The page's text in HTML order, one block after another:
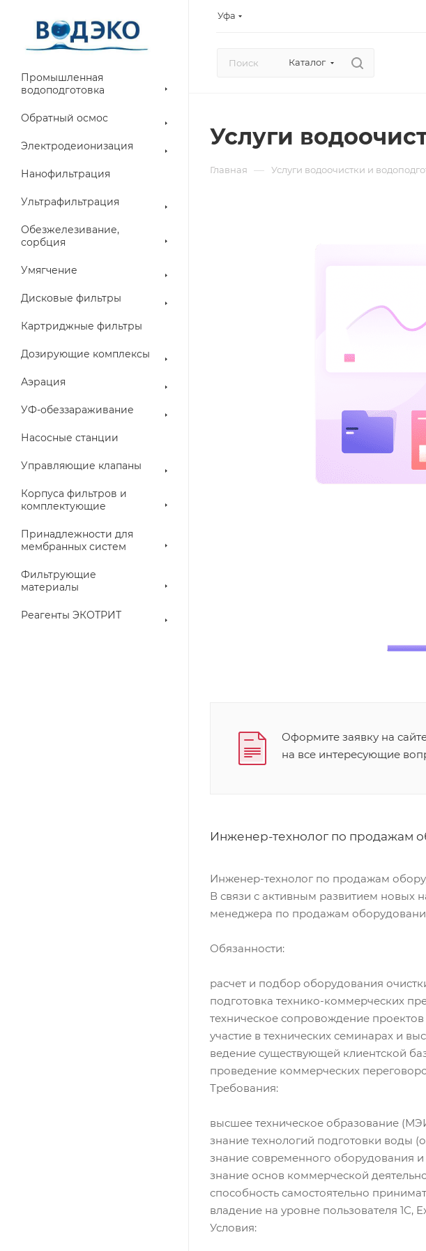
Уфа
Каталог
Промышленная
водоподготовка
Обратный осмос
Электродеионизация
Нанофильтрация
Ультрафильтрация
Обезжелезивание,
сорбция
Умягчение
Дисковые фильтры
Картриджные фильтры
Дозирующие комплексы
Аэрация
УФ-обеззараживание
Насосные станции
Управляющие клапаны
Корпуса фильтров и
комплектующие
Принадлежности для
мембранных систем
Фильтрующие
материалы
Реагенты ЭКОТРИТ
Услуги
Главная — Услуги водоочистки и
Оформите заявку на
на все интересующие
Инженер-технолог по продажам
Инженер-технолог по продажам
В связи с активным развитием
менеджера по продажам
Обязанности:
расчет и подбор оборудования
подготовка технико-коммерческих
техническое сопровождение проектов
участие в технических семинарах и
ведение существующей клиентской
проведение коммерческих
Требования:
высшее техническое образование
знание технологий подготовки воды
знание современного оборудования
знание основ коммерческой
способность самостоятельно
владение на уровне пользователя 1С,
Условия: